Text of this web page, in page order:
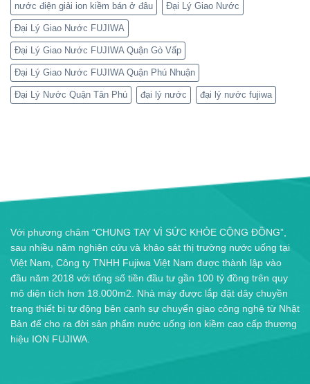
nước điện giải ion kiềm bán ở đâu Đại Lý Giao Nước
Đại Lý Giao Nước FUJIWA
Đại Lý Giao Nước FUJIWA Quận Gò Vấp
Đại Lý Giao Nước FUJIWA Quận Phú Nhuận
Đại Lý Nước Quận Tân Phú đại lý nước đại lý nước fujiwa
Với phương châm “CHUNG TAY VÌ SỨC KHỎE CỘNG ĐỒNG”,
sau nhiều năm nghiên cứu và khảo sát thị trường nước uống tại
Việt Nam, Công ty TNHH Fujiwa Việt Nam được thành lập vào
đầu năm 2018 với tổng số tiền đầu tư gần 100 tỷ đồng trên quy
mô diện tích hơn 18.000m2. Nhà máy được lắp đặt dây chuyền
trang thiết bị tự động bên cạnh sự chuyển giao công nghệ từ Nhật
Bản để cho ra đời sản phẩm nước uống ion kiềm cao cấp thương
hiệu ION FUJIWA.